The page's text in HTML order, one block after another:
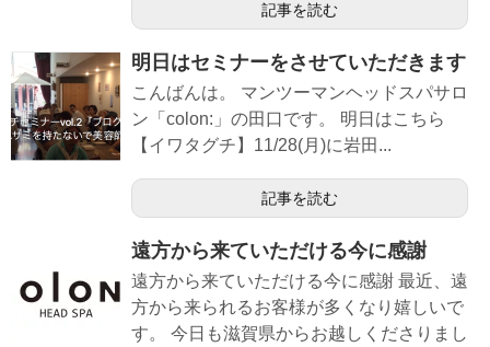
記事を読む
明日はセミナーをさせていただきます
こんばんは。 マンツーマンヘッドスパサロ
ン「colon:」の田口です。 明日はこちら
【イワタグチ】11/28(月)に岩田...
記事を読む
遠方から来ていただける今に感謝
遠方から来ていただける今に感謝 最近、遠
方から来られるお客様が多くなり嬉しいで
す。 今日も滋賀県からお越しくださりまし